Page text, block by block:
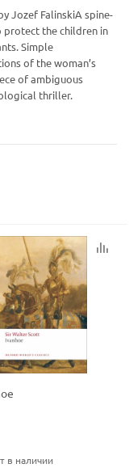
Jozef FalinskiA spine-
protect the children in
Simple
of the woman’s
of ambiguous
thriller.
в наличии